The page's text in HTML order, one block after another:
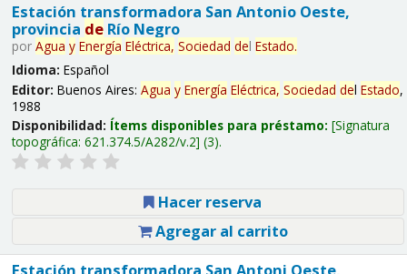
Estación transformadora San Antonio Oeste,
provincia deRío Negro
por Agua y Energía Eléctrica, Sociedad del Estado.
Idioma: Español
Editor: Buenos Aires: Agua y Energía Eléctrica, Sociedad del Estado,
1988
Disponibilidad: Ítems disponibles para préstamo: Signatura
topográfica: 621.374.5/A282/v.2 (3).
Hacer reserva
Agregar al carrito